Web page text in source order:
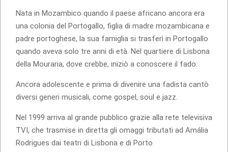
Nata in Mozambico quando il paese africano ancora era
una colonia del Portogallo, figlia di madre mozambicana e
padre portoghese, la sua famiglia si trasferì in Portogallo
quando aveva solo tre anni di età. Nel quartiere di Lisbona
della Mouraria, dove crebbe, iniziò a conoscere il fado.
Ancora adolescente e prima di divenire una fadista cantò
diversi generi musicali, come gospel, soul e jazz.
Nel 1999 arriva al grande pubblico grazie alla rete televisiva
TVI, che trasmise in diretta gli omaggi tributati ad Amália
Rodrigues dai teatri di Lisbona e di Porto